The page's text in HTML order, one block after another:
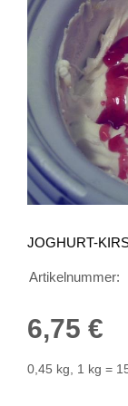
JOGHURT-
Artikelnummer:
6,75 €
0,45 kg, 1 kg =